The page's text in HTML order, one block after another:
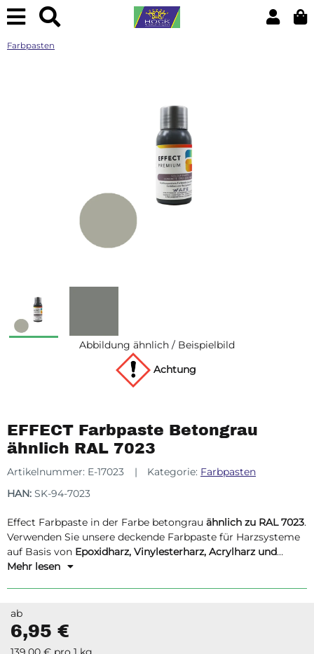
Farbpasten
Abbildung ähnlich / Beispielbild
Achtung
EFFECT Farbpaste Betongrau
ähnlich RAL 7023
Artikelnummer: E-17023 Kategorie: Farbpasten
HAN: SK-94-7023
Effect Farbpaste in der Farbe betongrau ähnlich zu RAL 7023.
Verwenden Sie unsere deckende Farbpaste für Harzsysteme
auf Basis von Epoxidharz, Vinylesterharz, Acrylharz und
Polyesterharz.
Mehr lesen
ab
6,95 €